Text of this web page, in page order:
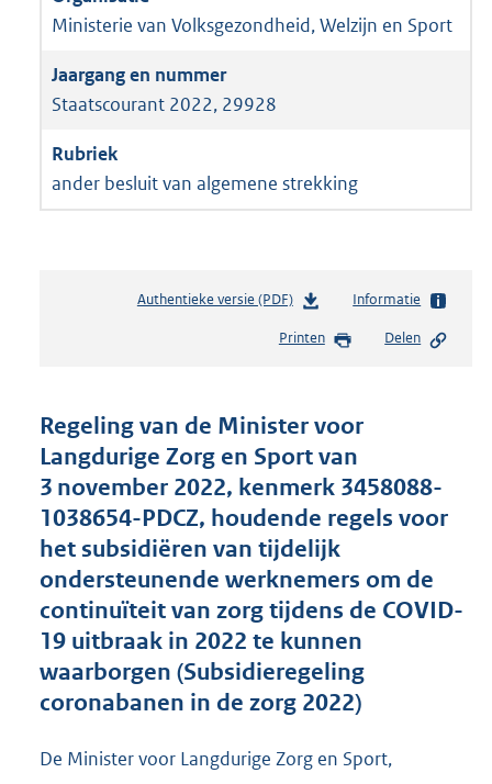
Ministerie van Volksgezondheid, Welzijn en Sport
Staatscourant 2022, 29928
ander besluit van algemene strekking
Authentieke versie (PDF)b
s
d
s
g
o
o
t
e
:
1
2
b
Informatie
Printen Delen
Regeling van de Minister voor
Langdurige Zorg en Sport van
3 november 2022, kenmerk 3458088-
1038654-PDCZ, houdende regels voor
het subsidiëren van tijdelijk
ondersteunende werknemers om de
continuïteit van zorg tijdens de COVID-
19 uitbraak in 2022 te kunnen
waarborgen (Subsidieregeling
coronabanen in de zorg 2022)
De Minister voor Langdurige Zorg en Sport,